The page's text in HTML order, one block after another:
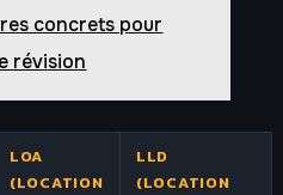
concrets pour
révision
LOA
(LOCATION
LLD
(LOCATION